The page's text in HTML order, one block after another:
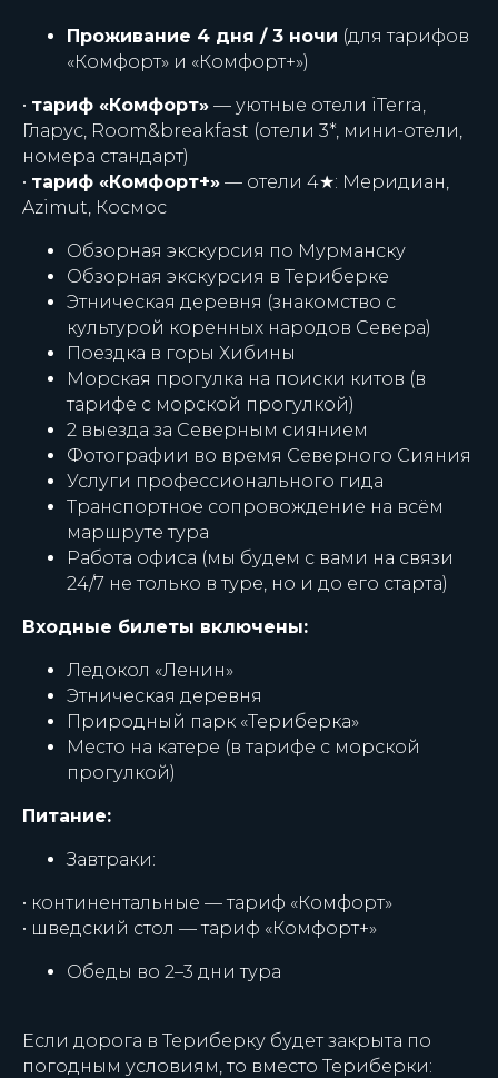
Проживание 4 дня / 3 ночи (для тарифов
«Комфорт» и «Комфорт+»)
• тариф «Комфорт» — уютные отели iTerra,
Гларус, Room&breakfast (отели 3*, мини-отели,
номера стандарт)
• тариф «Комфорт+» — отели 4★: Меридиан,
Azimut, Космос
Обзорная экскурсия по Мурманску
Обзорная экскурсия в Териберке
Этническая деревня (знакомство с
культурой коренных народов Севера)
Поездка в горы Хибины
Морская прогулка на поиски китов (в
тарифе с морской прогулкой)
2 выезда за Северным сиянием
Фотографии во время Северного Сияния
Услуги профессионального гида
Транспортное сопровождение на всём
маршруте тура
Работа офиса (мы будем с вами на связи
24/7 не только в туре, но и до его старта)
Входные билеты включены:
Ледокол «Ленин»
Этническая деревня
Природный парк «Териберка»
Место на катере (в тарифе с морской
прогулкой)
Питание:
Завтраки:
• континентальные — тариф «Комфорт»
• шведский стол — тариф «Комфорт+»
Обеды во 2–3 дни тура
Если дорога в Териберку будет закрыта по
погодным условиям, то вместо Териберки: